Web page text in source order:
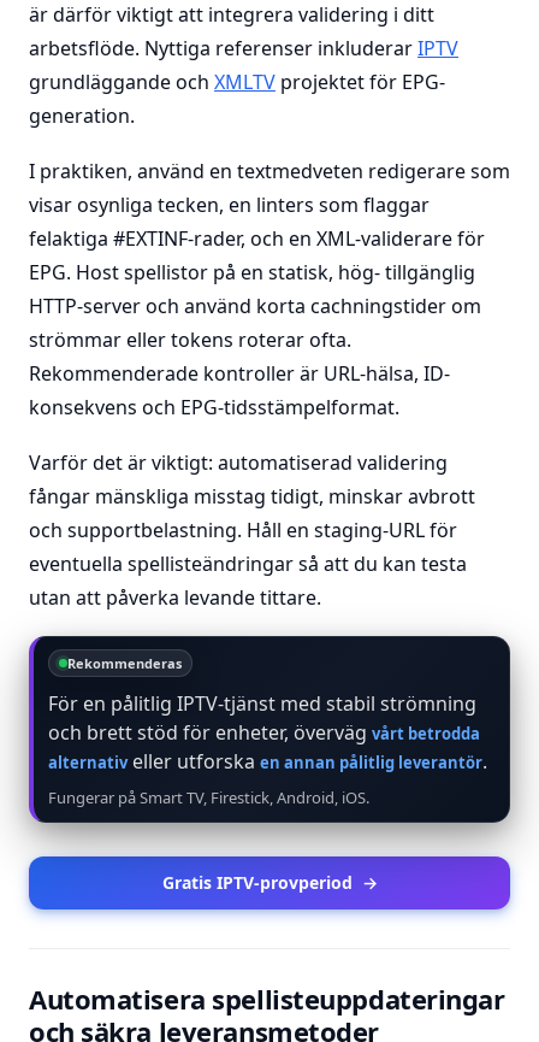
är därför viktigt att integrera validering i ditt
arbetsflöde. Nyttiga referenser inkluderarIPTV
grundläggande och XMLTV projektet för EPG-
generation.
I praktiken, använd en textmedveten redigerare som
visar osynliga tecken, en linters som flaggar
felaktiga #EXTINF-rader, och en XML-validerare för
EPG. Host spellistor på en statisk, hög- tillgänglig
HTTP-server och använd korta cachningstider om
strömmar eller tokens roterar ofta.
Rekommenderade kontroller är URL-hälsa, ID-
konsekvens och EPG-tidsstämpelformat.
Varför det är viktigt: automatiserad validering
fångar mänskliga misstag tidigt, minskar avbrott
och supportbelastning. Håll en staging-URL för
eventuella spellisteändringar så att du kan testa
utan att påverka levande tittare.
Rekommenderas
För en pålitlig IPTV-tjänst med stabil strömning
och brett stöd för enheter, överväg vårt betrodda
alternativeller utforska en annan pålitlig leverantör.
Fungerar på Smart TV, Firestick, Android, iOS.
Gratis IPTV-provperiod →
Automatisera spellisteuppdateringar
och säkra leveransmetoder